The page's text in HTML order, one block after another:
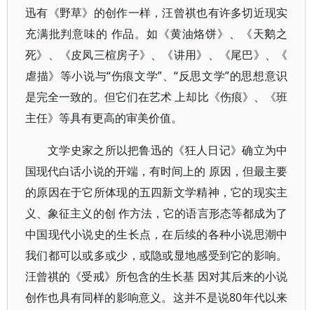
迅有《野草》的创作一样，汪曾祺也有许多切近现实
充满批判意味的 作品。如《黄油烙饼》、《天鹅之
死》、《皮凤三楦房子》、《讲用》、《尾巴》、《
虐描》等小说与“伤痕文学”、“反思文学”的思想意识
是完全一致的。但它们在艺术 上却比《伤痕》、《班
主任》等具有更高的审美价值。
文学史家之所以把鲁迅的《狂人日记》确立为中
国现代白话小说的开端，有时间上的 原因，但最主要
的原因在于它所体现的五四新文学精神，它的现实主
义、象征主义的创 作方法，它的语言形态等都成为了
中国现代小说史的生长点，在后续的各种小说思潮中
我们都可以或多或少，或隐或显地感受到它的影响。
汪曾祺的《受戒》所包含的生长基 因对其后来的小说
创作也具有同样的影响意义。这并不是说80年代以来